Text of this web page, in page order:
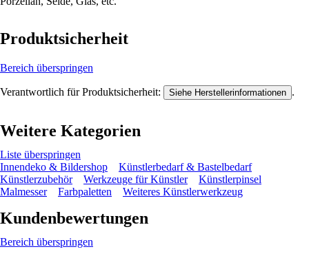
Produktsicherheit
Bereich überspringen
Verantwortlich für Produktsicherheit: Siehe Herstellerinformationen .
Weitere Kategorien
Liste überspringen
Innendeko & Bildershop
Künstlerbedarf & Bastelbedarf
Künstlerzubehör
Werkzeuge für Künstler
Künstlerpinsel
Malmesser
Farbpaletten Weiteres Künstlerwerkzeug
Kundenbewertungen
Bereich überspringen